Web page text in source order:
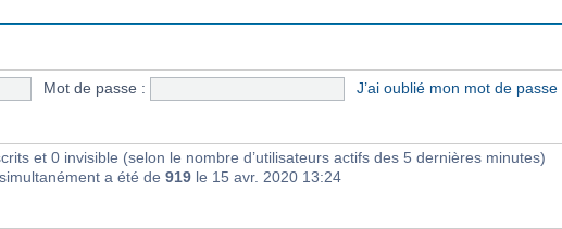
Mot de passe : J’ai oublié mon mot de passe
et 0 invisible (selon le nombre d’utilisateurs actifs des 5 dernières minutes)
a été de 919 le 15 avr. 2020 13:24